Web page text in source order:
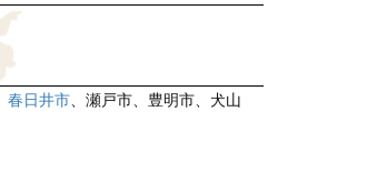
春日井市、瀬戸市、豊明市、犬山